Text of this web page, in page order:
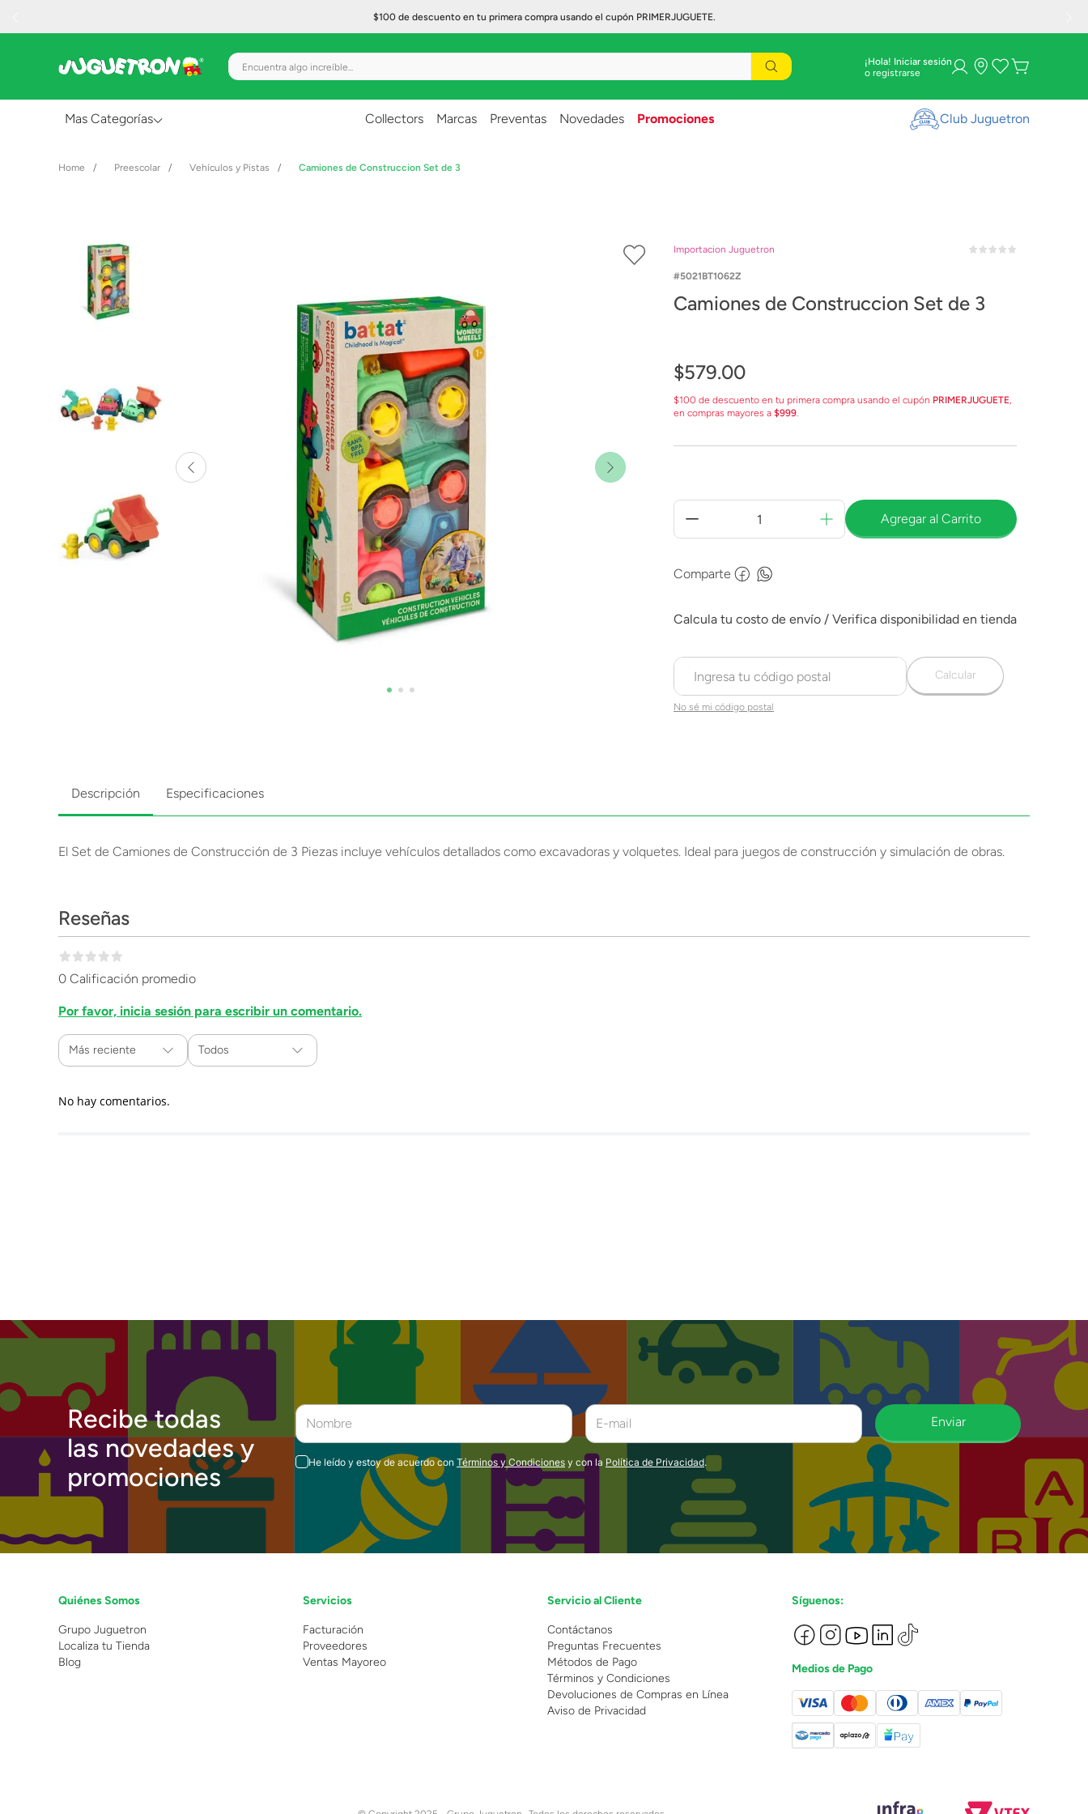
$100 de descuento en tu primera compra usando el cupón PRIMERJUGUETE.
Encuentra algo increíble... ¡Hola! Iniciar sesión
Mas Categorías
Creatividad y Arte
Figuras de Acción
Gadgets y Electrónicos
Muñecas
Vehículos y Pistas
Collectors Marcas Preventas Novedades Promociones Club Juguetron
Preescolar Vehículos y Pistas Camiones de Construccion Set de 3
Importacion Juguetron
5021BT1062Z
Camiones de Construccion Set de 3
$579.00
$100 de descuento en tu primera compra usando el cupón PRIMERJUGUETE,
en compras mayores a $999.
Agregar al Carrito
Comparte
No sé mi código postal
Calcular
Descripción Especificaciones
El Set de Camiones de Construcción de 3 Piezas incluye vehículos detallados como excavadoras y volquetes. Ideal para juegos de construcción y simulación de obras.
Reseñas
0 Calificación promedio
Por favor, inicia sesión para escribir un comentario.
Más reciente Todos
No hay comentarios.
Recibe todas
las novedades y
promociones
Enviar
He leído y estoy de acuerdo con Términos y Condiciones y con la Política de Privacidad.
Quiénes Somos
Grupo Juguetron
Localiza tu Tienda
Blog
Servicios
Facturación
Proveedores
Ventas Mayoreo
Servicio al Cliente
Contáctanos
Preguntas Frecuentes
Métodos de Pago
Términos y Condiciones
Devoluciones de Compras en Línea
Aviso de Privacidad
Síguenos:
Medios de Pago